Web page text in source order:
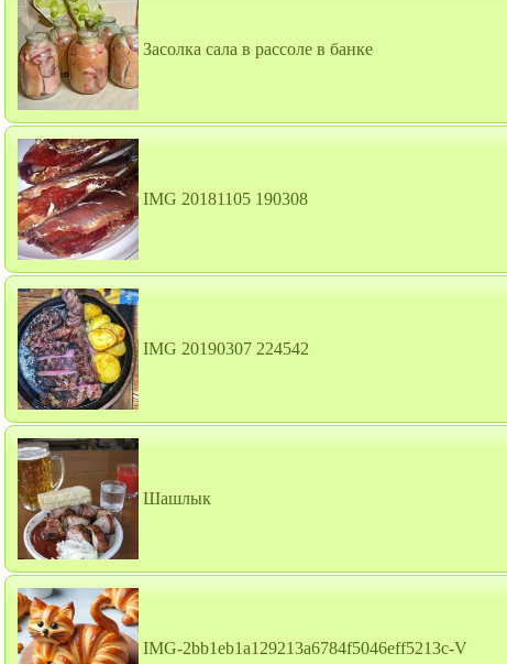
Засолка сала в рассоле в банке
IMG 20181105 190308
IMG 20190307 224542
Шашлык
IMG-2bb1eb1a129213a6784f5046eff5213c-V